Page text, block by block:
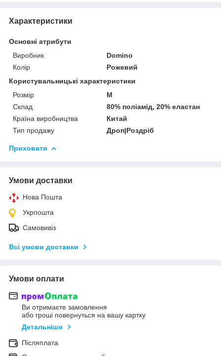
Характеристики
Основні атрибути
Виробник
Domino
Колір
Рожевий
Користувальницькі характеристики
Розмір
M
Склад
80% поліамід, 20% еластан
Країна виробництва
Китай
Тип продажу
Дроп|Роздріб
Приховати
Умови доставки
Нова Пошта
Укрпошта
Самовивіз
Всі умови доставки
Умови оплати
Ви отримаєте замовлення
або гроші повернуться на вашу картку
Детальніше
Післяплата